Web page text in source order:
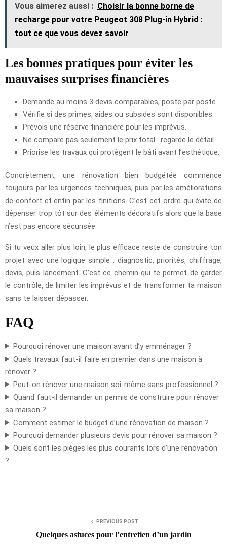
Vous aimerez aussi : Choisir la bonne borne de
recharge pour votre Peugeot 308 Plug-in Hybrid :
tout ce que vous devez savoir
Les bonnes pratiques pour éviter les
mauvaises surprises financières
Demande au moins 3 devis comparables, poste par poste.
Vérifie si des primes, aides ou subsides sont disponibles.
Prévois une réserve financière pour les imprévus.
Ne compare pas seulement le prix total : regarde le détail.
Priorise les travaux qui protègent le bâti avant l’esthétique.
Concrètement, une rénovation bien budgétée commence
toujours par les urgences techniques, puis par les améliorations
de confort et enfin par les finitions. C’est cet ordre qui évite de
dépenser trop tôt sur des éléments décoratifs alors que la base
n’est pas encore sécurisée.
Si tu veux aller plus loin, le plus efficace reste de construire ton
projet avec une logique simple : diagnostic, priorités, chiffrage,
devis, puis lancement. C’est ce chemin qui te permet de garder
le contrôle, de limiter les imprévus et de transformer ta maison
sans te laisser dépasser.
FAQ
Pourquoi rénover une maison avant d’y emménager ?
Quels travaux faut-il faire en premier dans une maison à
rénover ?
Peut-on rénover une maison soi-même sans professionnel ?
Quand faut-il demander un permis de construire pour rénover
sa maison ?
Comment estimer le budget d’une rénovation de maison ?
Pourquoi demander plusieurs devis pour rénover sa maison ?
Quels sont les pièges les plus courants lors d’une rénovation
?
PREVIOUS POST
Quelques astuces pour l’entretien d’un jardin